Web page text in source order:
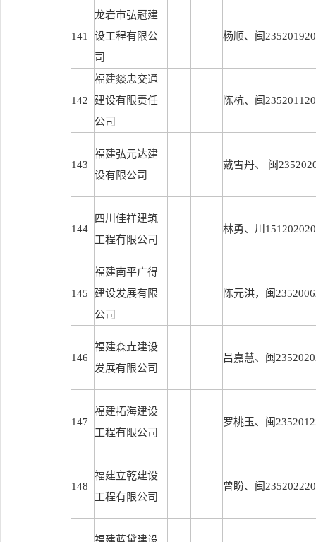
141
龙岩市弘冠建
设工程有限公
司
杨顺、闽
142
福建燚忠交通
建设有限责任
公司
陈杭、闽
143
福建弘元达建
设有限公司
戴雪丹、 闽
144
四川佳祥建筑
工程有限公司
林勇、川
145
福建南平广得
建设发展有限
公司
陈元洪，闽
146
福建森垚建设
发展有限公司
吕嘉慧、闽
147
福建拓海建设
工程有限公司
罗桃玉、闽
148
福建立乾建设
工程有限公司
曾盼、闽